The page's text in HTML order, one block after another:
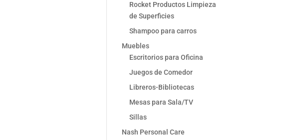
Rocket Productos Limpieza
de Superficies
Shampoo para carros
Muebles
Escritorios para Oficina
Juegos de Comedor
Libreros-Bibliotecas
Mesas para Sala/TV
Sillas
Nash Personal Care